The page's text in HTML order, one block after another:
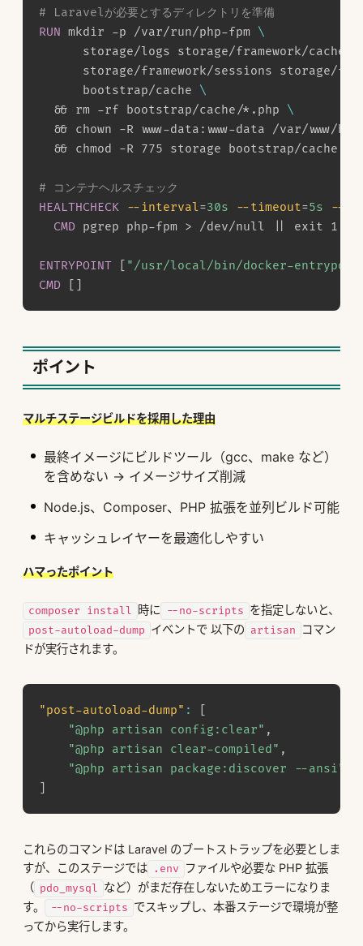
# Laravelが必要とするディレクトリを準備
RUN mkdir -p /var/run/php-fpm \
      storage/logs storage/framework/cache
storage/framework/sessions storage/
      bootstrap/cache
\
  && rm -rf bootstrap/cache/*.php
\
&& chown -R www-data:www-data /var/www/
  && chmod -R 775 storage bootstrap/cache
# コンテナヘルスチェック
HEALTHCHECK
--interval=30s --timeout=5s
--
CMD pgrep php-fpm > /dev/null || exit 1
ENTRYPOINT
"/usr/local/bin/docker-
CMD
ポイント
マルチステージビルドを採用した理由
最終イメージにビルドツール（gcc、make など）
を含めない → イメージサイズ削減
Node.js、Composer、PHP 拡張を並列ビルド可能
キャッシュレイヤーを最適化しやすい
ハマったポイント
composer install 時に --no-scripts を指定しないと、
post-autoload-dump イベントで 以下の artisan
コマン
ドが実行されます。
"post-autoload-dump" :
"@php artisan config:clear" ,
"@php artisan clear-compiled" ,
"@php artisan package:discover --ansi"
これらのコマンドは Laravel のブートストラップを必要としま
すが、このステージでは
.env
ファイルや必要な PHP 拡張
（ pdo_mysql など）がまだ存在しないためエラーになりま
す。
--no-scripts でスキップし、本番ステージで環境が整
ってから実行します。